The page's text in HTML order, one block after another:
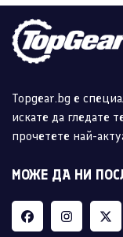
Topgear.bg е
искате да гледате
прочетете най-
МОЖЕ ДА НИ